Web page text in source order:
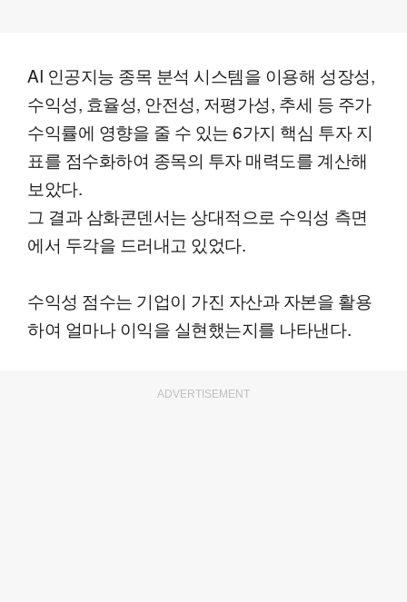
AI 인공지능 종목 분석 시스템을 이용해 성장성,
수익성, 효율성, 안전성, 저평가성, 추세 등 주가
수익률에 영향을 줄 수 있는 6가지 핵심 투자 지
표를 점수화하여 종목의 투자 매력도를 계산해
보았다.
그 결과 삼화콘덴서는 상대적으로 수익성 측면
에서 두각을 드러내고 있었다.
수익성 점수는 기업이 가진 자산과 자본을 활용
하여 얼마나 이익을 실현했는지를 나타낸다.
ADVERTISEMENT